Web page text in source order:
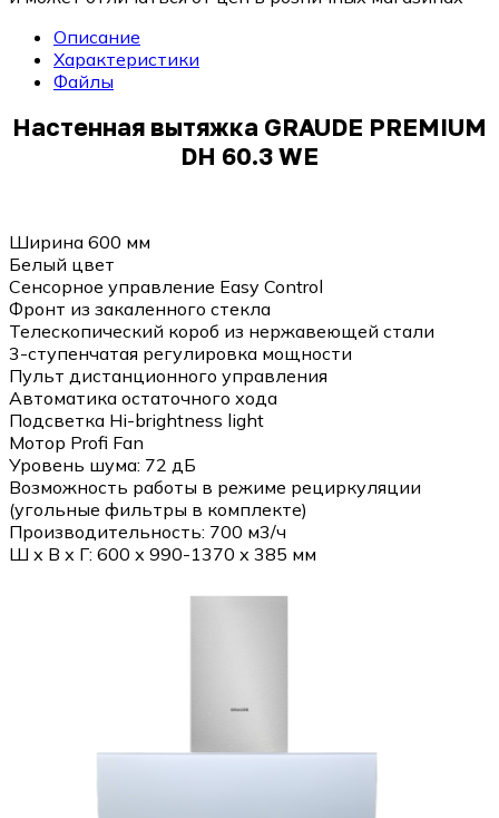
Описание
Характеристики
Файлы
Настенная вытяжка GRAUDE PREMIUM
DH 60.3 WE
Ширина 600 мм
Белый цвет
Сенсорное управление Easy Control
Фронт из закаленного стекла
Телескопический короб из нержавеющей стали
3-ступенчатая регулировка мощности
Пульт дистанционного управления
Автоматика остаточного хода
Подсветка Hi-brightness light
Мотор Profi Fan
Уровень шума: 72 дБ
Возможность работы в режиме рециркуляции
(угольные фильтры в комплекте)
Производительность: 700 м3/ч
Ш х В х Г: 600 х 990-1370 х 385 мм